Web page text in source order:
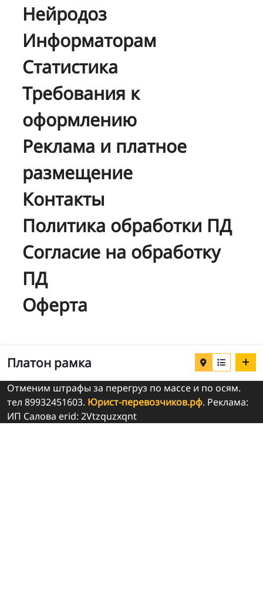
Нейродоз
Информаторам
Статистика
Требования к
оформлению
Реклама и платное
размещение
Контакты
Политика обработки ПД
Согласие на обработку
ПД
Оферта
Платон рамка
Отменим штрафы за перегруз по массе и по осям.
тел 89932451603. Юрист-перевозчиков.рф. Реклама:
ИП Салова erid: 2Vtzquzxqnt